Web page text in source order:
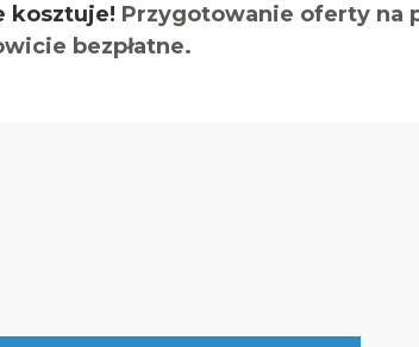
kosztuje! Przygotowanie oferty na
bezpłatne.